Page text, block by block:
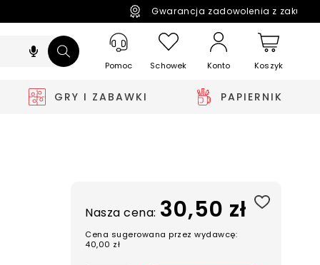
Gwarancja zadowolenia z
Pomoc Schowek Konto Koszyk
GRY I ZABAWKI PAPIERNIK
Nasza cena: 30,50 zł
Cena sugerowana przez wydawcę:
40,00 zł